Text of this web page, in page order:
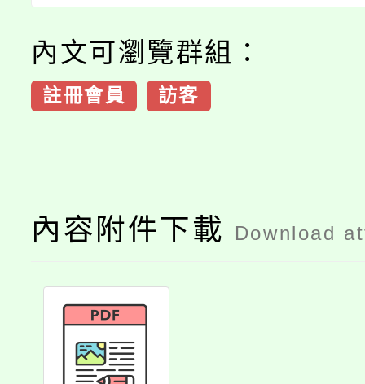
內文可瀏覽群組：
註冊會員 訪客
內容附件下載 Download